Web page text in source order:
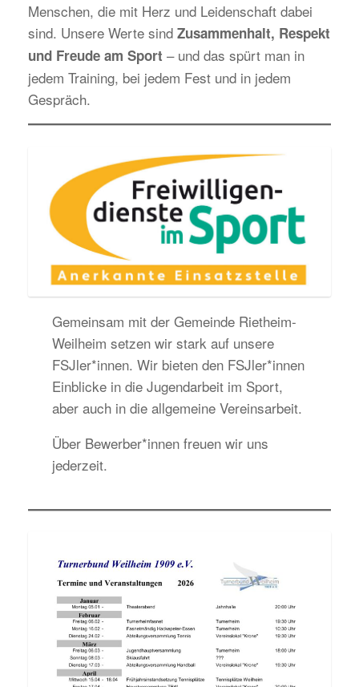
Menschen, die mit Herz und Leidenschaft dabei
sind. Unsere Werte sind Zusammenhalt, Respekt
und Freude am Sport – und das spürt man in
jedem Training, bei jedem Fest und in jedem
Gespräch.
Gemeinsam mit der Gemeinde Rietheim-
Weilheim setzen wir stark auf unsere
FSJler*innen. Wir bieten den FSJler*innen
Einblicke in die Jugendarbeit im Sport,
aber auch in die allgemeine Vereinsarbeit.
Über Bewerber*innen freuen wir uns
jederzeit.